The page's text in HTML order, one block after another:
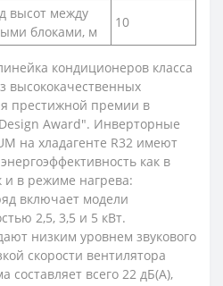
высот между
блоками, м
10
кондиционеров класса
высококачественных
престижной премии в
Award". Инверторные
на хладагенте R32 имеют
как в
и в режиме нагрева:
включает модели
2,5, 3,5 и 5 кВт.
низким уровнем звукового
скорости вентилятора
составляет всего 22 дБ(А),